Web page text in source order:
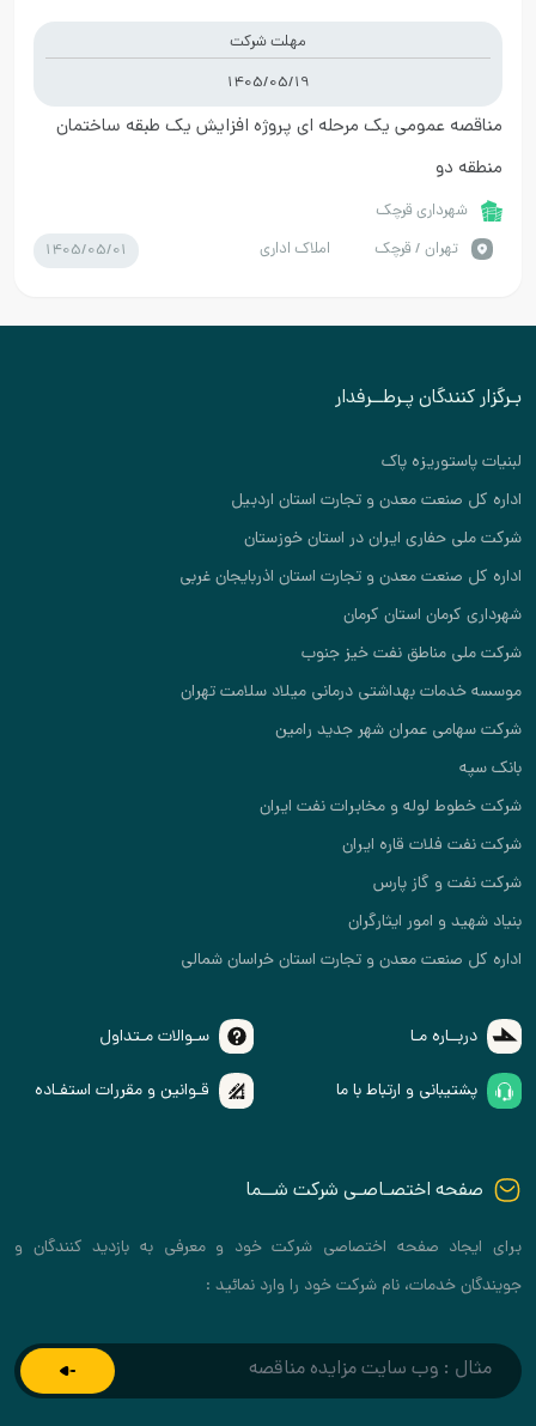
مهلت شرکت
1405/05/19
مناقصه عمومی یک مرحله ای پروژه افزایش یک طبقه ساختمان
منطقه دو
شهرداری قرچک
تهران / قرچک
املاک اداری 1405/05/01
بـرگزار کنندگان پـرطــرفدار
لبنیات پاستوریزه پاک
اداره کل صنعت معدن و تجارت استان اردبیل
شرکت ملی حفاری ایران در استان خوزستان
اداره کل صنعت معدن و تجارت استان اذربایجان غربی
شهرداری کرمان استان کرمان
شرکت ملی مناطق نفت خیز جنوب
موسسه خدمات بهداشتی درمانی میلاد سلامت تهران
شرکت سهامی عمران شهر جدید رامین
بانک سپه
شرکت خطوط لوله و مخابرات نفت ایران
شرکت نفت فلات قاره ایران
شرکت نفت و گاز پارس
بنیاد شهید و امور ایثارگران
اداره کل صنعت معدن و تجارت استان خراسان شمالی
دربــاره مـا سـوالات مـتداول
پشتیبانی و ارتباط با ما قـوانین و مقررات استفـاده
صفحه اختصـاصـی شرکت شــما
برای ایجاد صفحه اختصاصی شرکت خود و معرفی به بازدید کنندگان و
جویندگان خدمات، نام شرکت خود را وارد نمائید :